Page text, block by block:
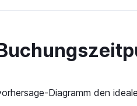
Diagramm den